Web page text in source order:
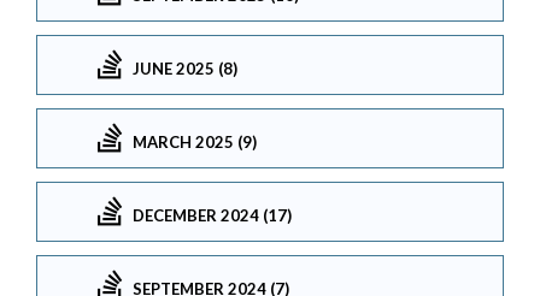
JUNE 2025 (8)
MARCH 2025 (9)
DECEMBER 2024 (17)
SEPTEMBER 2024 (7)